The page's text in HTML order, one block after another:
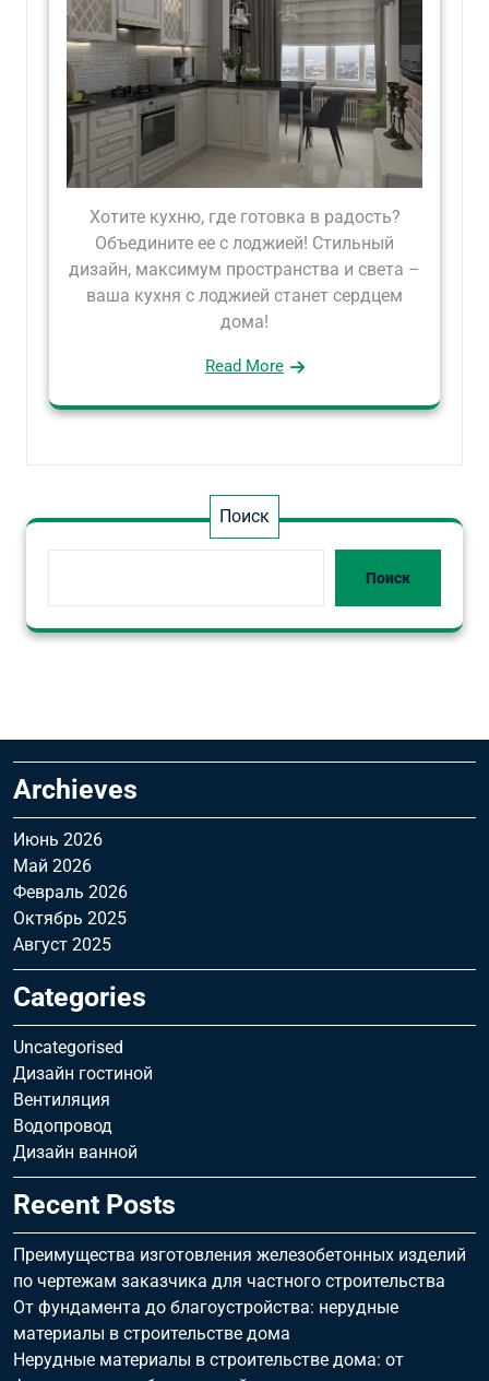
Хотите кухню, где готовка в радость?
Объедините ее с лоджией! Стильный
дизайн, максимум пространства и света –
ваша кухня с лоджией станет сердцем
дома!
Read More
Поиск
Поиск
Archieves
Июнь 2026
Май 2026
Февраль 2026
Октябрь 2025
Август 2025
Categories
Uncategorised
Дизайн гостиной
Вентиляция
Водопровод
Дизайн ванной
Recent Posts
Преимущества изготовления железобетонных изделий
по чертежам заказчика для частного строительства
От фундамента до благоустройства: нерудные
материалы в строительстве дома
Нерудные материалы в строительстве дома: от